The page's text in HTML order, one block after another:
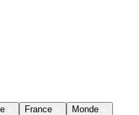
France
Monde